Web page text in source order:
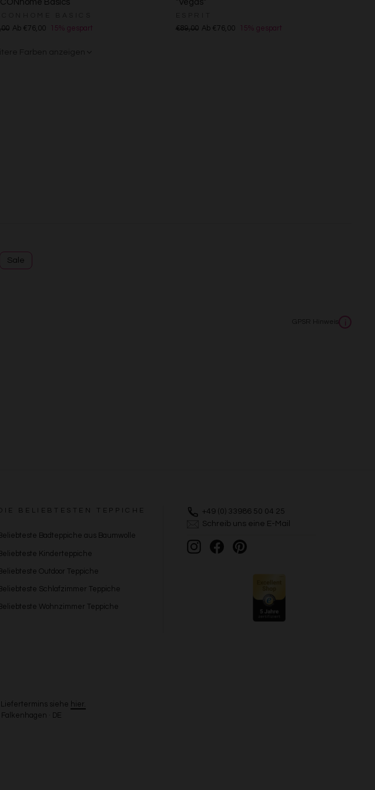
Basics
Ab €76,00 15% gespart
"Vegas"
€89,00 Ab €76,00 15% gespart
Sale
GPSR Hinweis i
BELIEBTESTEN TEPPICHE
Badteppiche aus Baumwolle
Kinderteppiche
Outdoor Teppiche
Schlafzimmer Teppiche
Wohnzimmer Teppiche
+49 (0) 33986 50 04 25
Schreib uns eine E-Mail
Instagram
FacebookPinterest
siehe hier.
· DE